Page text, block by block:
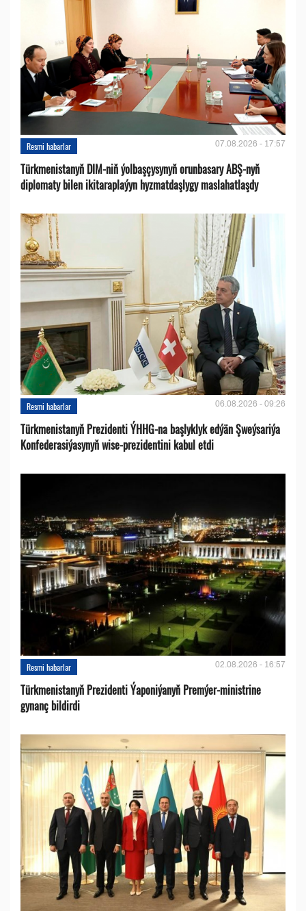
Resmi habarlar 07.08.2026 - 17:57
Türkmenistanyň DIM-niň ýolbaşçysynyň orunbasary ABŞ-nyň
diplomaty bilen ikitaraplaýyn hyzmatdaşlygy maslahatlaşdy
Resmi habarlar 06.08.2026 - 09:26
Türkmenistanyň Prezidenti ÝHHG-na başlyklyk edýän Şweýsariýa
Konfederasiýasynyň wise-prezidentini kabul etdi
Resmi habarlar 02.08.2026 - 16:57
Türkmenistanyň Prezidenti Ýaponiýanyň Premýer-ministrine
gynanç bildirdi